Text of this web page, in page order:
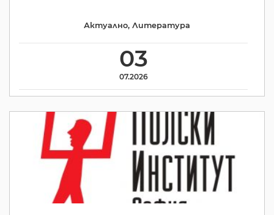
03
07.2026
Актуално, Литература